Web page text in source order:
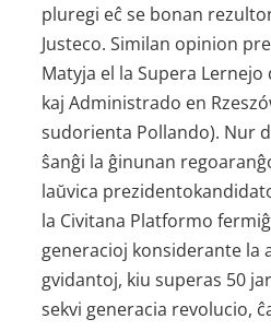
pluregi eĉ se bonan
Justeco. Similan opinion
Matyja el la Supera
kaj Administrado en
sudorienta Pollando). Nur
ŝanĝi la ĝinunan
laŭvica
la Civitana Platformo
generacioj konsiderante la
gvidantoj, kiu superas 50
sekvi generacia revolucio,